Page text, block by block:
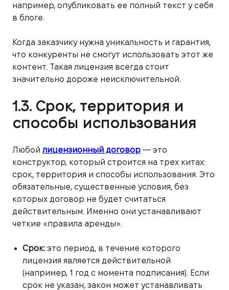
например, опубликовать ее полный текст у себя
в блоге.
Когда заказчику нужна уникальность и гарантия,
что конкуренты не смогут использовать этот же
контент. Такая лицензия всегда стоит
значительно дороже неисключительной.
1.3. Срок, территория и
способы использования
Любой лицензионный договор — это
конструктор, который строится на трех китах:
срок, территория и способы использования. Это
обязательные, существенные условия, без
которых договор не будет считаться
действительным. Именно они устанавливают
четкие «правила аренды».
Срок:это период, в течение которого
лицензия является действительной
(например, 1 год с момента подписания). Если
срок не указан, закон может устанавливать